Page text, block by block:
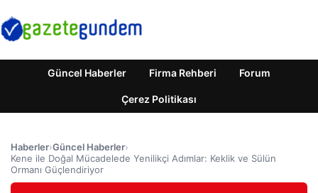
Güncel Haberler Firma Rehberi Forum
Çerez Politikası
Haberler›Güncel Haberler›
Kene ile Doğal Mücadelede Yenilikçi Adımlar: Keklik ve Sülün
Ormanı Güçlendiriyor